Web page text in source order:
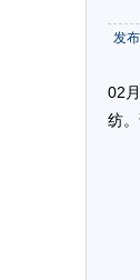
发
02
纺